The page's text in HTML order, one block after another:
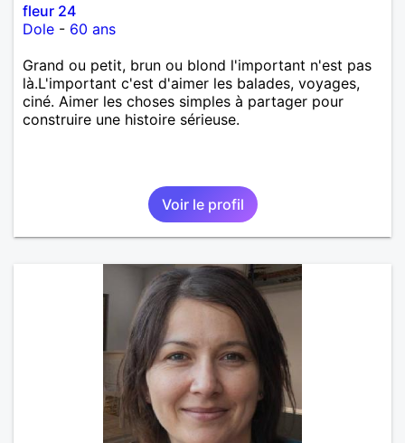
fleur 24
Dole - 60 ans
Grand ou petit, brun ou blond l'important n'est pas
là.L'important c'est d'aimer les balades, voyages,
ciné. Aimer les choses simples à partager pour
construire une histoire sérieuse.
Voir le profil